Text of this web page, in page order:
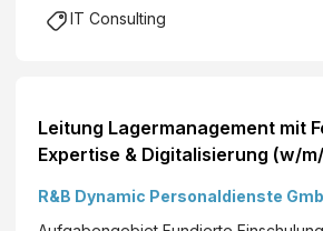
G
&
C
K
IT Consulting
Leitung Lagermanagement mit
Expertise & Digitalisierung (w/
R&B Dynamic Personaldienste